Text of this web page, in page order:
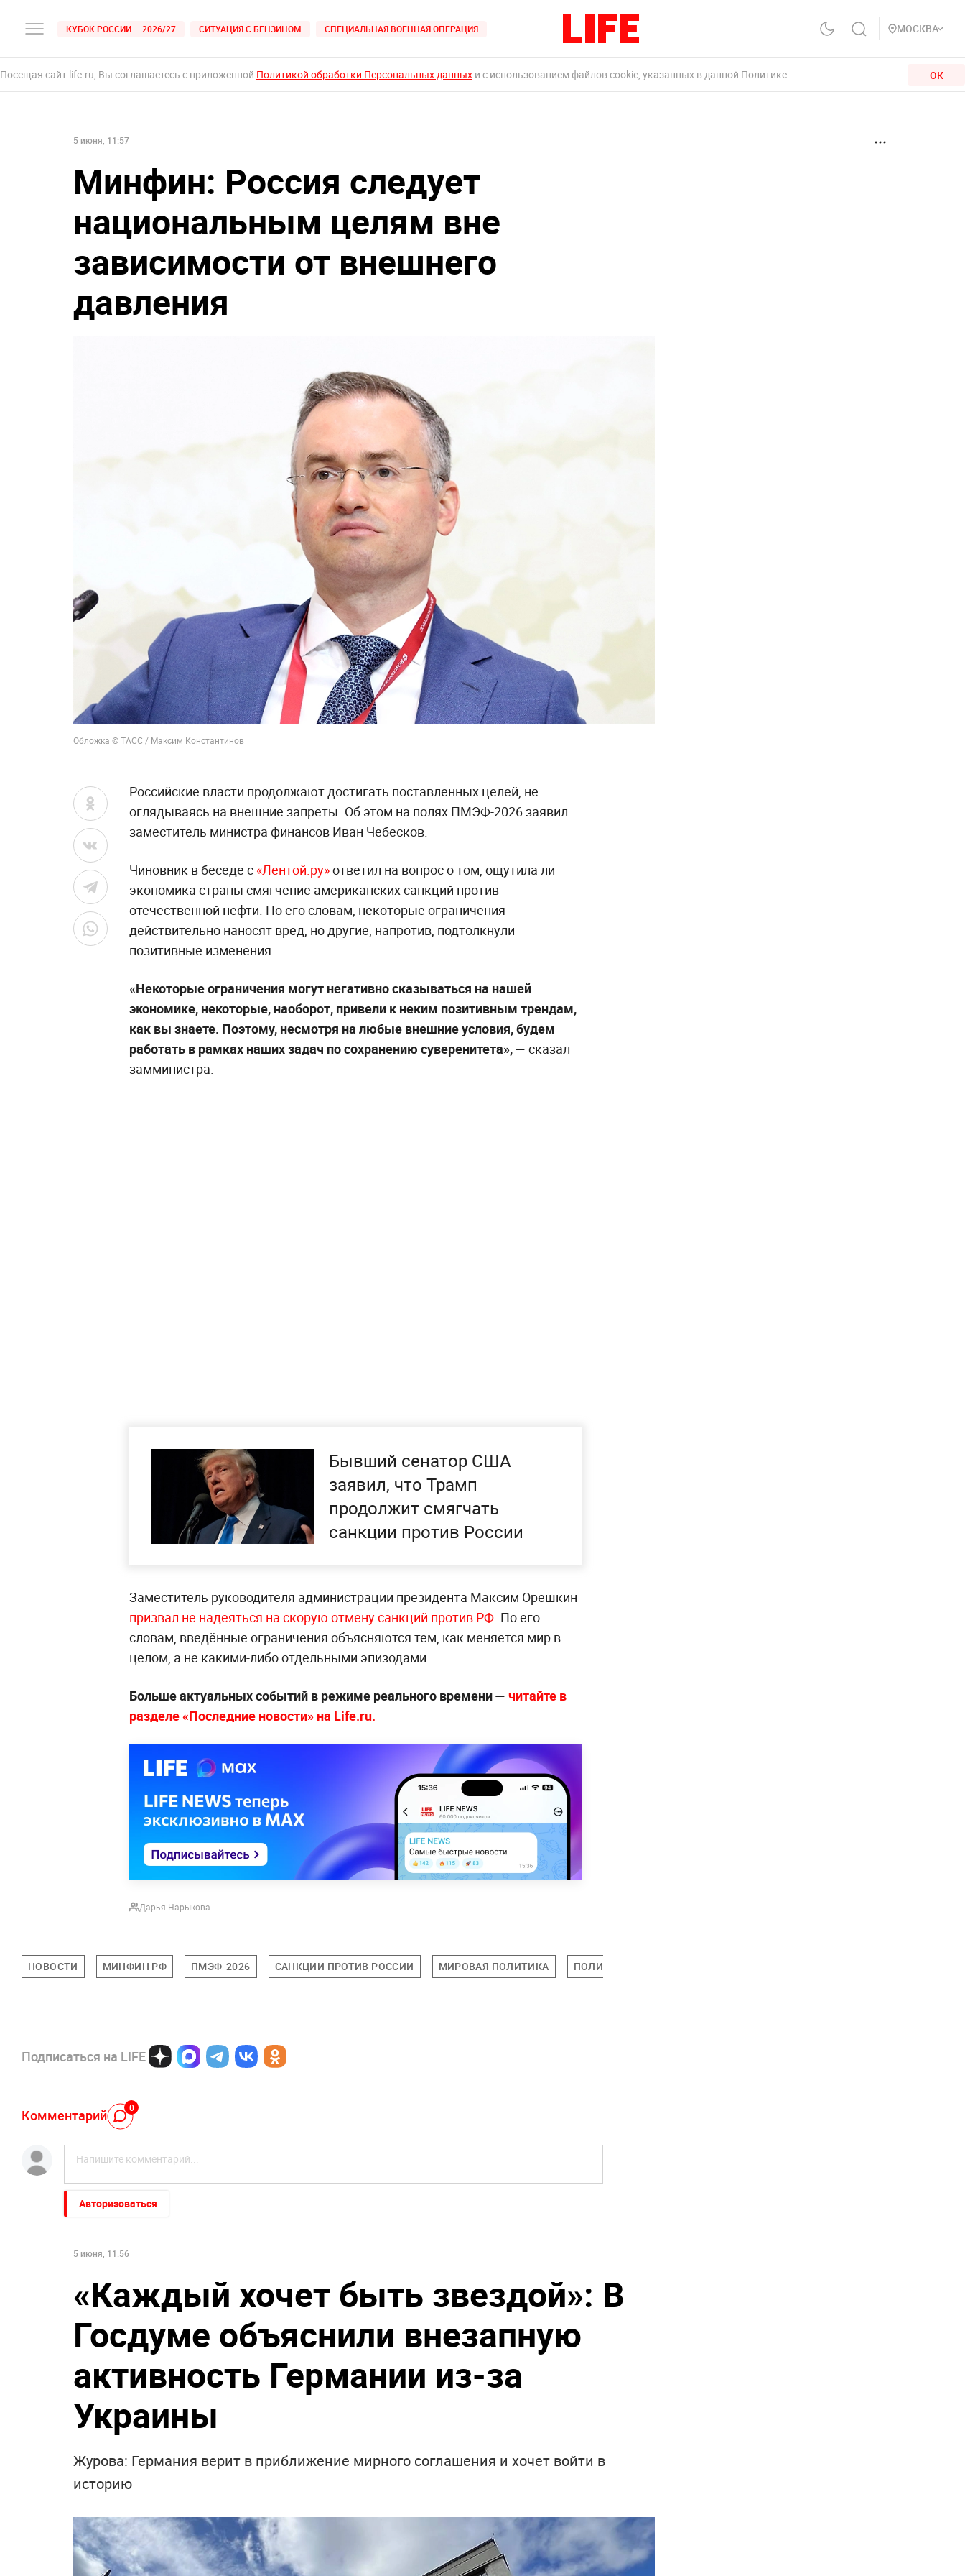
КУБОК РОССИИ — 2026/27 СИТУАЦИЯ С БЕНЗИНОМ СПЕЦИАЛЬНАЯ ВОЕННАЯ ОПЕРАЦИЯ МОСКВА
Посещая сайт life.ru, Вы соглашаетесь с приложенной Политикой обработки Персональных данных и с использованием файлов cookie, указанных в данной Политике. ОК
5 июня, 11:57
Минфин: Россия следует
национальным целям вне
зависимости от внешнего
давления
Обложка © ТАСС / Максим Константинов
Российские власти продолжают достигать поставленных целей, не
оглядываясь на внешние запреты. Об этом на полях ПМЭФ-2026 заявил
заместитель министра финансов Иван Чебесков.
Чиновник в беседе с «Лентой.ру»ответил на вопрос о том, ощутила ли
экономика страны смягчение американских санкций против
отечественной нефти. По его словам, некоторые ограничения
действительно наносят вред, но другие, напротив, подтолкнули
позитивные изменения.
«Некоторые ограничения могут негативно сказываться на нашей
экономике, некоторые, наоборот, привели к неким позитивным трендам,
как вы знаете. Поэтому, несмотря на любые внешние условия, будем
работать в рамках наших задач по сохранению суверенитета», — сказал
замминистра.
Бывший сенатор США
заявил, что Трамп
продолжит смягчать
санкции против России
Заместитель руководителя администрации президента Максим Орешкин
призвал не надеяться на скорую отмену санкций против РФ. По его
словам, введённые ограничения объясняются тем, как меняется мир в
целом, а не какими-либо отдельными эпизодами.
Больше актуальных событий в режиме реального времени — читайте в
разделе «Последние новости» на Life.ru.
Дарья Нарыкова
НОВОСТИ МИНФИН РФ ПМЭФ-2026 САНКЦИИ ПРОТИВ РОССИИ МИРОВАЯ ПОЛИТИКА ПОЛИТИКА
Подписаться на LIFE
Комментарий 0
Авторизоваться
5 июня, 11:56
«Каждый хочет быть звездой»: В
Госдуме объяснили внезапную
активность Германии из-за
Украины
Журова: Германия верит в приближение мирного соглашения и хочет войти в
историю